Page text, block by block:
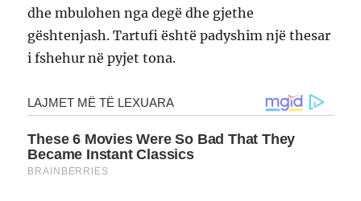
dhe mbulohen nga degë dhe gjethe
gështenjash. Tartufi është padyshim një thesar
i fshehur në pyjet tona.